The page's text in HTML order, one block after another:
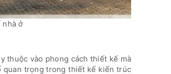
ở
thuộc vào phong cách thiết kế mà
quan trọng trong thiết kế kiến trúc